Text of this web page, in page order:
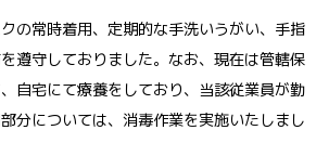
の常時着用、定期的な手洗いうがい、手指
遵守しておりました。なお、現在は管轄保
自宅にて療養をしており、当該従業員が勤
分については、消毒作業を実施いたしまし